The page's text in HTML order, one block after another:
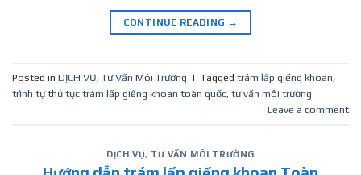
CONTINUE READING →
Posted in DỊCH VỤ, Tư Vấn Môi Trường | Tagged trám lấp giếng khoan,
trình tự thủ tục trám lấp giếng khoan toàn quốc, tư vấn môi trường
Leave a comment
DỊCH VỤ, TƯ VẤN MÔI TRƯỜNG